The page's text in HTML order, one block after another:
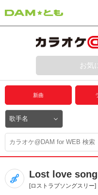
動画からさがす
プレミアムサー
DAM★とも動画
DAM★とも録音
カラオケ＠DAM
ユーザー検索
お気
新曲
Lost love song
[ロストラブソングスリー]